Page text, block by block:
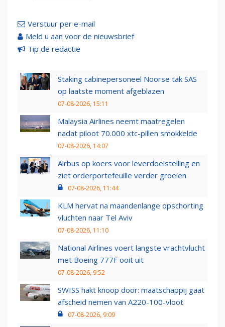
Verstuur per e-mail
Meld u aan voor de nieuwsbrief
Tip de redactie
Staking cabinepersoneel Noorse tak SAS
op laatste moment afgeblazen
07-08-2026, 15:11
Malaysia Airlines neemt maatregelen
nadat piloot 70.000 xtc-pillen smokkelde
07-08-2026, 14:07
Airbus op koers voor leverdoelstelling en
ziet orderportefeuille verder groeien
07-08-2026, 11:44
KLM hervat na maandenlange opschorting
vluchten naar Tel Aviv
07-08-2026, 11:10
National Airlines voert langste vrachtvlucht
met Boeing 777F ooit uit
07-08-2026, 9:52
SWISS hakt knoop door: maatschappij gaat
afscheid nemen van A220-100-vloot
07-08-2026, 9:09